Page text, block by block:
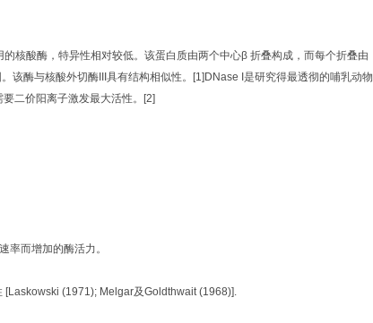
核酸酶，特异性相对较低。该蛋白质由两个中心β 折叠构成，而每个折叠由
该酶与核酸外切酶III具有结构相似性。[1]DNase I是研究得最透彻的哺乳动物
二价阳离子激发最大活性。[2]
率而增加的酶活力。
(1971); Melgar及Goldthwait (1968)].